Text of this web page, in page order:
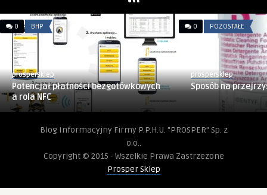
0 BHP
prospersklep
Potencjał płatności bezgotówkowych
a rola NFC
0 POZOSTAŁE
prospersklep
Sposób na
Blog Informacyjny Firmy P.P.H.U. "PROSPER" Sp. z
o.o..
Copyright © 2015 - Wszelkie Prawa Zastrzezone
Prosper Sklep